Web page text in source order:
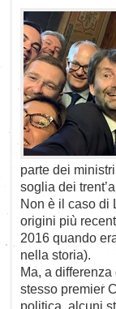
parte dei
soglia dei
Non è il caso di
origini più
2016 quando
nella storia).
Ma, a
stesso premier
politica, alcuni